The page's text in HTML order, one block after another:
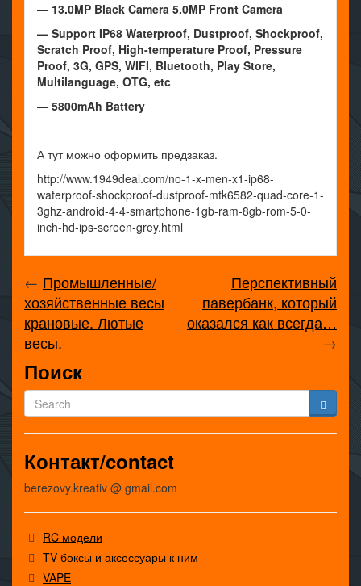
— 13.0MP Black Camera 5.0MP Front Camera
— Support IP68 Waterproof, Dustproof, Shockproof,
Scratch Proof, High-temperature Proof, Pressure
Proof, 3G, GPS, WIFI, Bluetooth, Play Store,
Multilanguage, OTG, etc
— 5800mAh Battery
А тут можно оформить предзаказ.
http://www.1949deal.com/no-1-x-men-x1-ip68-
waterproof-shockproof-dustproof-mtk6582-quad-core-1-
3ghz-android-4-4-smartphone-1gb-ram-8gb-rom-5-0-
inch-hd-ips-screen-grey.html
← Промышленные/
хозяйственные весы
крановые. Лютые
весы.
Перспективный
павербанк, который
оказался как всегда…
→
Поиск
Контакт/contact
berezovy.kreativ @ gmail.com
RC модели
TV-боксы и аксессуары к ним
VAPE